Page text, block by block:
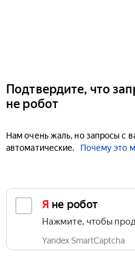
Подтвердите, что
не робот
Нам очень жаль, но запросы с
автоматические.
Почему это
Я не робот
Нажмите, чтобы
Yandex SmartCaptcha